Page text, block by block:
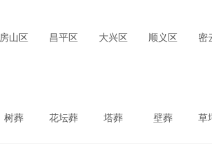
房山区 昌平区 大兴区 顺义区
密
树葬 花坛葬 塔葬 壁葬 草